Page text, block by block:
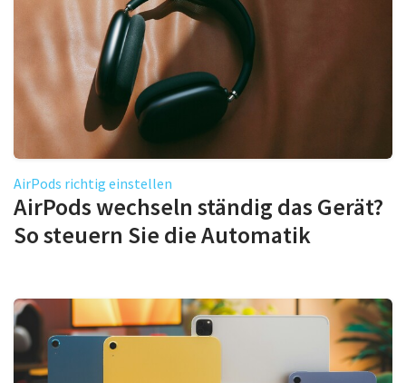
AirPods richtig einstellen
AirPods wechseln ständig das Gerät?
So steuern Sie die Automatik